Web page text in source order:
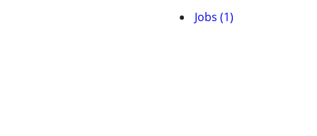
Jobs (1)